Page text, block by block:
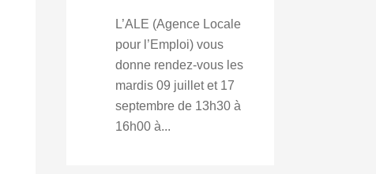
L’ALE (Agence Locale
pour l’Emploi) vous
donne rendez-vous les
mardis 09 juillet et 17
septembre de 13h30 à
16h00 à...